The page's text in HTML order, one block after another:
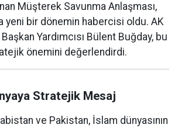
Müşterek Savunma Anlaşması,
yeni bir dönemin habercisi oldu. AK
Yardımcısı Bülent Buğday, bu
önemini değerlendirdi.
Stratejik Mesaj
ve Pakistan, İslam dünyasının